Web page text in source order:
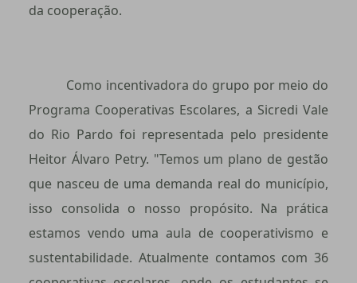
da cooperação.
Como incentivadora do grupo por meio do
Programa Cooperativas Escolares, a Sicredi Vale
do Rio Pardo foi representada pelo presidente
Heitor Álvaro Petry. "Temos um plano de gestão
que nasceu de uma demanda real do município,
isso consolida o nosso propósito. Na prática
estamos vendo uma aula de cooperativismo e
sustentabilidade. Atualmente contamos com 36